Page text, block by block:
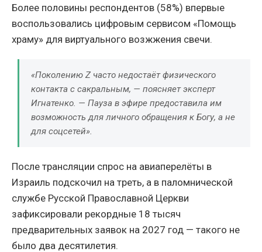
Более половины респондентов (58%) впервые
воспользовались цифровым сервисом «Помощь
храму» для виртуального возжжения свечи.
«Поколению Z часто недостаёт физического
контакта с сакральным, — поясняет эксперт
Игнатенко. — Пауза в эфире предоставила им
возможность для личного обращения к Богу, а не
для соцсетей».
После трансляции спрос на авиаперелёты в
Израиль подскочил на треть, а в паломнической
службе Русской Православной Церкви
зафиксировали рекордные 18 тысяч
предварительных заявок на 2027 год — такого не
было два десятилетия.